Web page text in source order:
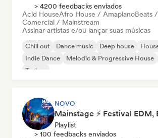
> 4200 feedbacks enviados
Acid HouseAfro House / AmapianoBeats
Comercial / Mainstream
Assinar artistas e/ou lançar suas músicas
Chill out Dance music Deep house
Indie Dance
Melodic & Progressive House
Techno
NOVO
Playlist
> 100 feedbacks enviados